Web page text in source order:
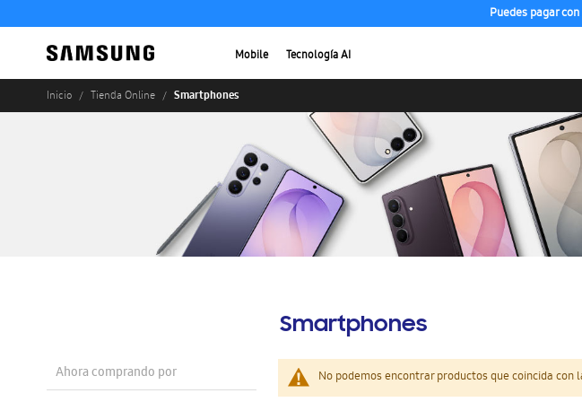
Puedes pagar
Mobile Tecnología AI
Inicio Tienda Online Smartphones
Smartphones
No podemos encontrar productos que coincida con
Ahora comprando por